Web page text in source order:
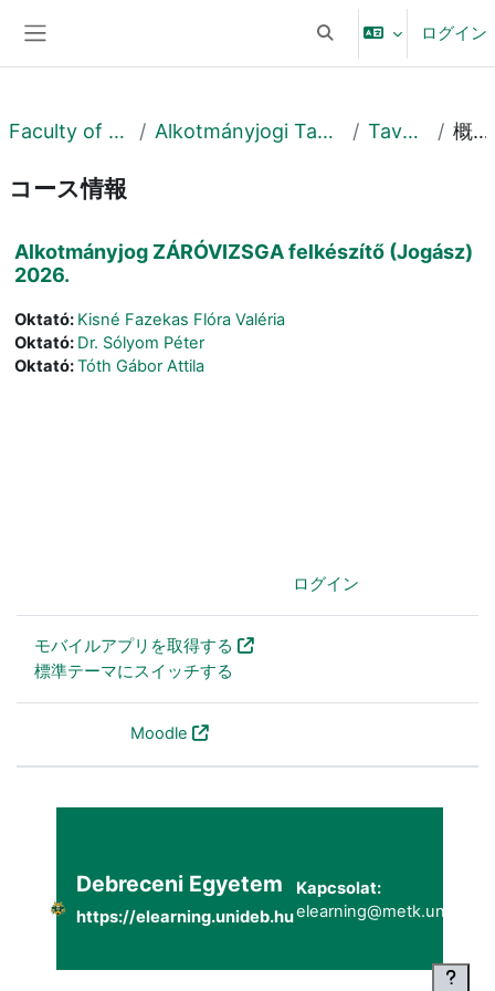
検索入力に切り替える
ログイン
Faculty of Law Alkotmányjogi Tanszék Tavaszi 概要
コース情報
Alkotmányjog ZÁRÓVIZSGA felkészítő (Jogász)
2026.
Oktató: Kisné Fazekas Flóra Valéria
Oktató: Dr. Sólyom Péter
Oktató:Tóth Gábor Attila
ログイン
モバイルアプリを取得する
標準テーマにスイッチする
Moodle
Debreceni Egyetem
https://elearning.unideb.hu
Kapcsolat: